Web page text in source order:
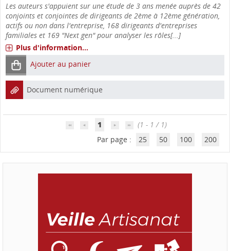
Les auteurs s'appuient sur une étude de 3 ans menée auprès de 42
conjoints et conjointes de dirigeants de 2ème à 12ème génération,
actifs ou non dans l'entreprise, 168 dirigeants d'entreprises
familiales et 169 "Next gen" pour analyser les rôles[...]
Plus d'information...
Ajouter au panier
Document numérique
1
(1 - 1 / 1)
Par page :
25 50 100 200